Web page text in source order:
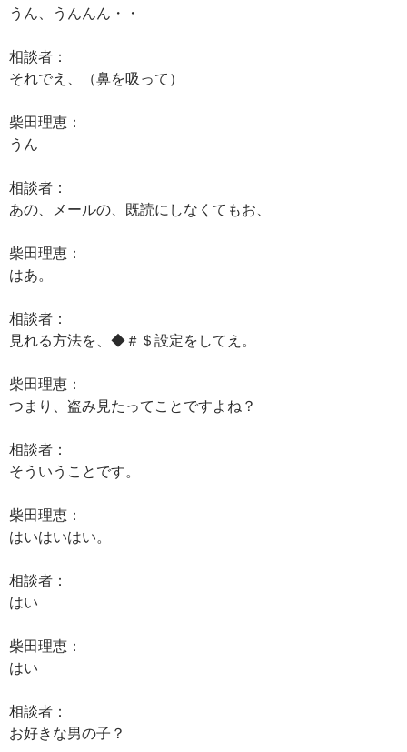
うん、うんんん・・
相談者：
それでえ、（鼻を吸って）
柴田理恵：
うん
相談者：
あの、メールの、既読にしなくてもお、
柴田理恵：
はあ。
相談者：
見れる方法を、◆＃＄設定をしてえ。
柴田理恵：
つまり、盗み見たってことですよね？
相談者：
そういうことです。
柴田理恵：
はいはいはい。
相談者：
はい
柴田理恵：
はい
相談者：
お好きな男の子？